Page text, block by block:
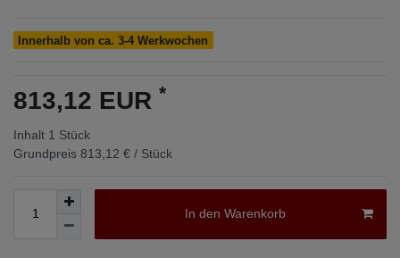
Innerhalb von ca. 3-4 Werkwochen
813,12 EUR *
Inhalt 1 Stück
Grundpreis 813,12 € / Stück
In den Warenkorb